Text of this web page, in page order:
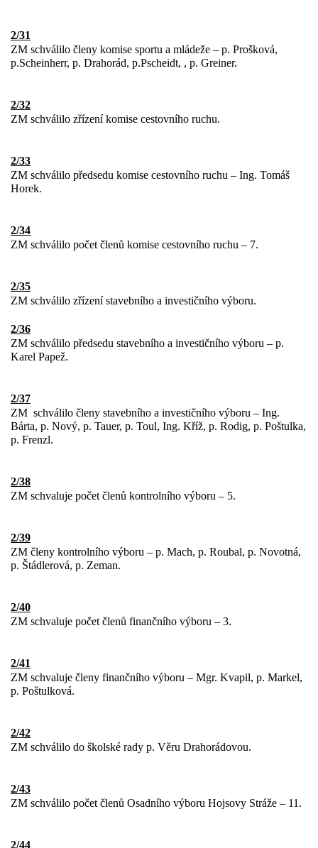
2/31
ZM schválilo členy komise sportu a mládeže – p. Prošková,
p.Scheinherr, p. Drahorád, p.Pscheidt, , p. Greiner.
2/32
ZM schválilo zřízení komise cestovního ruchu.
2/33
ZM schválilo předsedu komise cestovního ruchu – Ing. Tomáš
Horek.
2/34
ZM schválilo počet členů komise cestovního ruchu – 7.
2/35
ZM schválilo zřízení stavebního a investičního výboru.
2/36
ZM schválilo předsedu stavebního a investičního výboru – p.
Karel Papež.
2/37
ZM schválilo členy stavebního a investičního výboru – Ing.
Bárta, p. Nový, p. Tauer, p. Toul, Ing. Kříž, p. Rodig, p. Poštulka,
p. Frenzl.
2/38
ZM schvaluje počet členů kontrolního výboru – 5.
2/39
ZM členy kontrolního výboru – p. Mach, p. Roubal, p. Novotná,
p. Štádlerová, p. Zeman.
2/40
ZM schvaluje počet členů finančního výboru – 3.
2/41
ZM schvaluje členy finančního výboru – Mgr. Kvapil, p. Markel,
p. Poštulková.
2/42
ZM schválilo do školské rady p. Věru Drahorádovou.
2/43
ZM schválilo počet členů Osadního výboru Hojsovy Stráže – 11.
2/44